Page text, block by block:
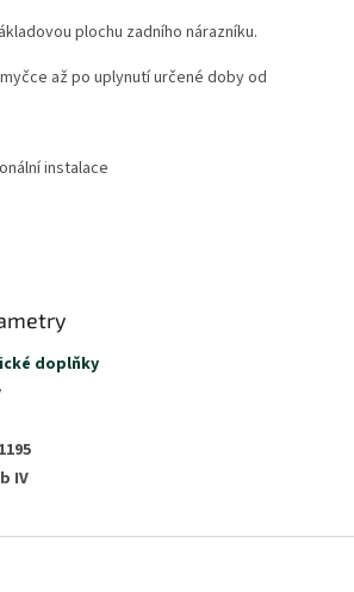
plochu zadního nárazníku.
až po uplynutí určené doby od
instalace
doplňky
IV